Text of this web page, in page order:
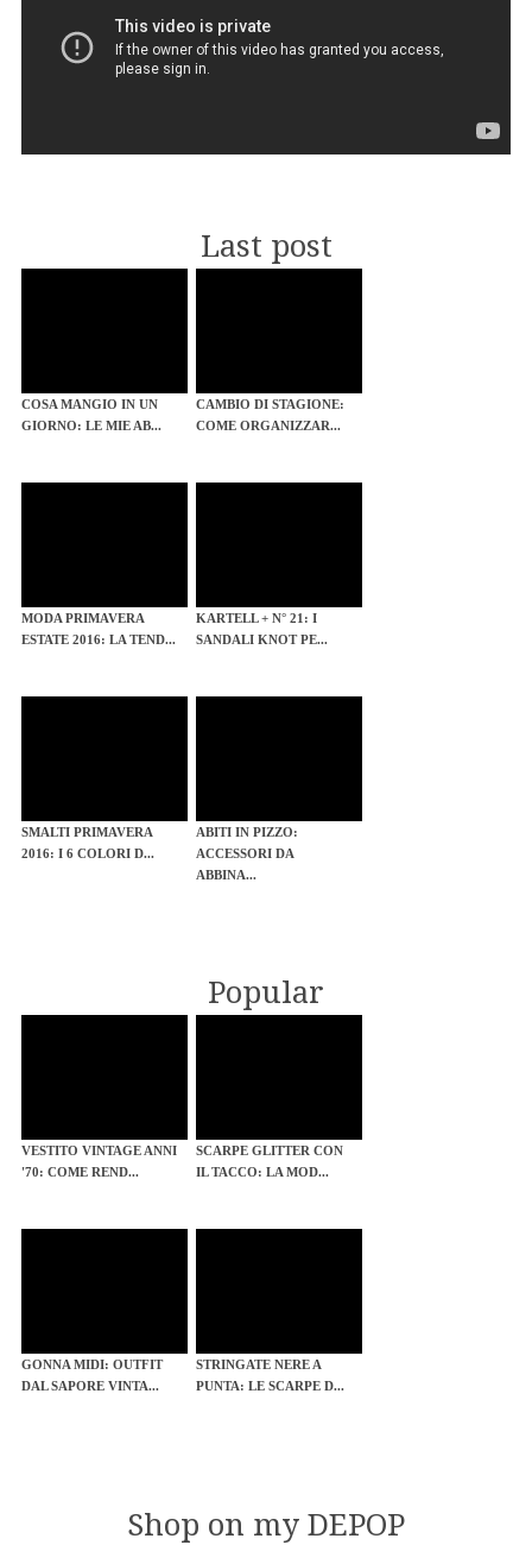
Last post
COSA MANGIO IN UN
GIORNO: LE MIE AB...
CAMBIO DI STAGIONE:
COME ORGANIZZAR...
MODA PRIMAVERA
ESTATE 2016: LA TEND...
KARTELL + N° 21: I
SANDALI KNOT PE...
SMALTI PRIMAVERA
2016: I 6 COLORI D...
ABITI IN PIZZO:
ACCESSORI DA
ABBINA...
Popular
VESTITO VINTAGE ANNI
'70: COME REND...
SCARPE GLITTER CON
IL TACCO: LA MOD...
GONNA MIDI: OUTFIT
DAL SAPORE VINTA...
STRINGATE NERE A
PUNTA: LE SCARPE D...
Shop on my DEPOP